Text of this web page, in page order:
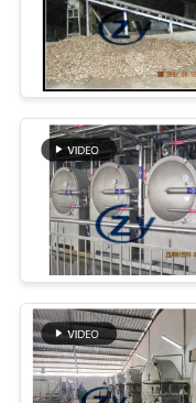
PRIVACY
POLICY